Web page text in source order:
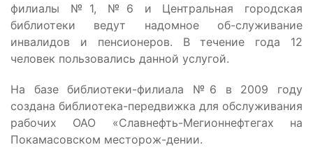
филиалы №1, №6 и Центральная городская
библиотеки ведут надомное об-служивание
инвалидов и пенсионеров. В течение года 12
человек пользовались данной услугой.
На базе библиотеки-филиала №6 в 2009 году
создана библиотека-передвижка для обслуживания
рабочих ОАО «Славнефть-Мегионнефтегах на
Покамасовском месторож-дении.